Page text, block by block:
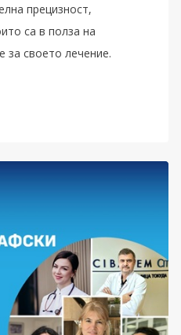
прецизност,
са в полза на
за своето лечение.